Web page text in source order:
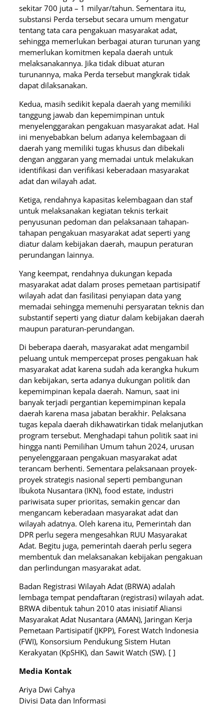
sekitar 700 juta – 1 milyar/tahun. Sementara itu,
substansi Perda tersebut secara umum mengatur
tentang tata cara pengakuan masyarakat adat,
sehingga memerlukan berbagai aturan turunan yang
memerlukan komitmen kepala daerah untuk
melaksanakannya. Jika tidak dibuat aturan
turunannya, maka Perda tersebut mangkrak tidak
dapat dilaksanakan.
Kedua, masih sedikit kepala daerah yang memiliki
tanggung jawab dan kepemimpinan untuk
menyelenggarakan pengakuan masyarakat adat. Hal
ini menyebabkan belum adanya kelembagaan di
daerah yang memiliki tugas khusus dan dibekali
dengan anggaran yang memadai untuk melakukan
identifikasi dan verifikasi keberadaan masyarakat
adat dan wilayah adat.
Ketiga, rendahnya kapasitas kelembagaan dan staf
untuk melaksanakan kegiatan teknis terkait
penyusunan pedoman dan pelaksanaan tahapan-
tahapan pengakuan masyarakat adat seperti yang
diatur dalam kebijakan daerah, maupun peraturan
perundangan lainnya.
Yang keempat, rendahnya dukungan kepada
masyarakat adat dalam proses pemetaan partisipatif
wilayah adat dan fasilitasi penyiapan data yang
memadai sehingga memenuhi persyaratan teknis dan
substantif seperti yang diatur dalam kebijakan daerah
maupun paraturan-perundangan.
Di beberapa daerah, masyarakat adat mengambil
peluang untuk mempercepat proses pengakuan hak
masyarakat adat karena sudah ada kerangka hukum
dan kebijakan, serta adanya dukungan politik dan
kepemimpinan kepala daerah. Namun, saat ini
banyak terjadi pergantian kepemimpinan kepala
daerah karena masa jabatan berakhir. Pelaksana
tugas kepala daerah dikhawatirkan tidak melanjutkan
program tersebut. Menghadapi tahun politik saat ini
hingga nanti Pemilihan Umum tahun 2024, urusan
penyelenggaraan pengakuan masyarakat adat
terancam berhenti. Sementara pelaksanaan proyek-
proyek strategis nasional seperti pembangunan
Ibukota Nusantara (IKN), food estate, industri
pariwisata super prioritas, semakin gencar dan
mengancam keberadaan masyarakat adat dan
wilayah adatnya. Oleh karena itu, Pemerintah dan
DPR perlu segera mengesahkan RUU Masyarakat
Adat. Begitu juga, pemerintah daerah perlu segera
membentuk dan melaksanakan kebijakan pengakuan
dan perlindungan masyarakat adat.
Badan Registrasi Wilayah Adat (BRWA) adalah
lembaga tempat pendaftaran (registrasi) wilayah adat.
BRWA dibentuk tahun 2010 atas inisiatif Aliansi
Masyarakat Adat Nusantara (AMAN), Jaringan Kerja
Pemetaan Partisipatif (JKPP), Forest Watch Indonesia
(FWI), Konsorsium Pendukung Sistem Hutan
Kerakyatan (KpSHK), dan Sawit Watch (SW). [ ]
Media Kontak
Ariya Dwi Cahya
Divisi Data dan Informasi